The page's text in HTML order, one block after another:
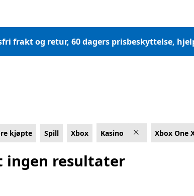
frakt og retur, 60 dagers prisbeskyttelse,
kjøpte Spill Xbox Kasino Xbox One
ingen resultater